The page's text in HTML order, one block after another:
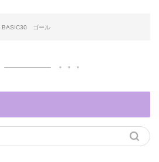
BASIC30 ゴール